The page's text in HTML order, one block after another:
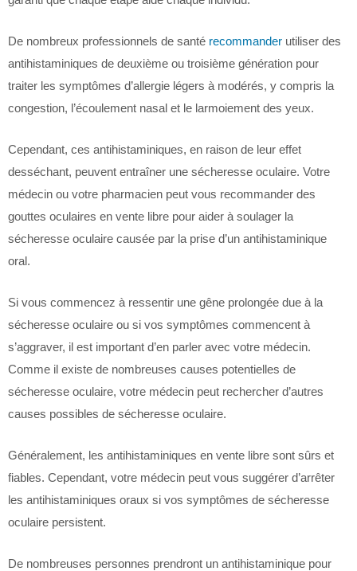
De nombreux professionnels de santé recommander utiliser des
antihistaminiques de deuxième ou troisième génération pour
traiter les symptômes d’allergie légers à modérés, y compris la
congestion, l’écoulement nasal et le larmoiement des yeux.
Cependant, ces antihistaminiques, en raison de leur effet
desséchant, peuvent entraîner une sécheresse oculaire. Votre
médecin ou votre pharmacien peut vous recommander des
gouttes oculaires en vente libre pour aider à soulager la
sécheresse oculaire causée par la prise d’un antihistaminique
oral.
Si vous commencez à ressentir une gêne prolongée due à la
sécheresse oculaire ou si vos symptômes commencent à
s’aggraver, il est important d’en parler avec votre médecin.
Comme il existe de nombreuses causes potentielles de
sécheresse oculaire, votre médecin peut rechercher d’autres
causes possibles de sécheresse oculaire.
Généralement, les antihistaminiques en vente libre sont sûrs et
fiables. Cependant, votre médecin peut vous suggérer d’arrêter
les antihistaminiques oraux si vos symptômes de sécheresse
oculaire persistent.
De nombreuses personnes prendront un antihistaminique pour